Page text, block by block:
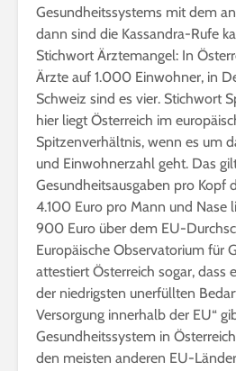
Gesundheitssystems mit dem
dann sind die Kassandra-Rufe
Stichwort Ärztemangel: In
Ärzte auf 1.000 Einwohner, in
Schweiz sind es vier. Stichwort
hier liegt Österreich im
Spitzenverhältnis, wenn es um
und Einwohnerzahl geht. Das
Gesundheitsausgaben pro Kopf
4.100 Euro pro Mann und Nase
900 Euro über dem EU-
Europäische Observatorium für
attestiert Österreich sogar, dass
der niedrigsten unerfüllten
Versorgung innerhalb der EU“
Gesundheitssystem in
den meisten anderen EU-